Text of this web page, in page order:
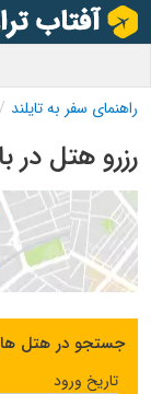
راهنمای سفر به تایلند
رزرو هتل در
جستجو در هتل
تاریخ ورود